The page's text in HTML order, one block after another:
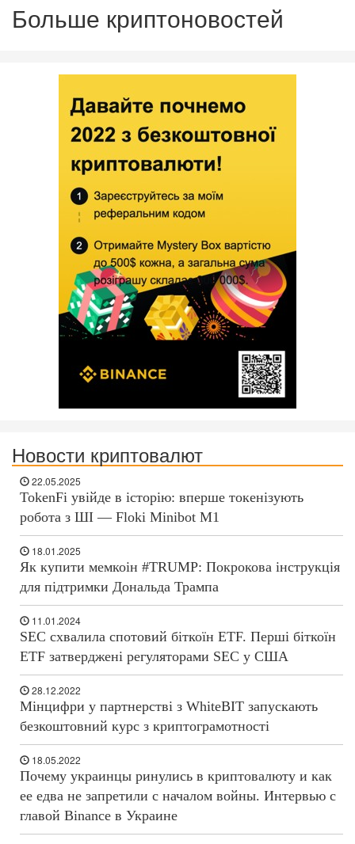
Больше криптоновостей
Новости криптовалют
22.05.2025
TokenFi увійде в історію: вперше токенізують
робота з ШІ — Floki Minibot M1
18.01.2025
Як купити мемкоін #TRUMP: Покрокова інструкція
для підтримки Дональда Трампа
11.01.2024
SEC схвалила спотовий біткоїн ETF. Перші біткоїн
ETF затверджені регуляторами SEC у США
28.12.2022
Мінцифри у партнерстві з WhiteBIT запускають
безкоштовний курс з криптограмотності
18.05.2022
Почему украинцы ринулись в криптовалюту и как
ее едва не запретили с началом войны. Интервью с
главой Binance в Украине